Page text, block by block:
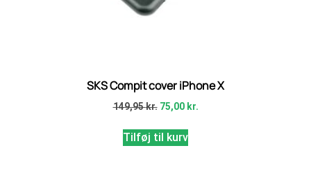
SKS Compit cover iPhone X
149,95kr. 75,00 kr.
Tilføj til kurv